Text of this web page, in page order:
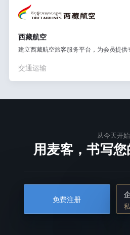
西藏航空
建立西藏航空旅客服务平台，为会员提供
交通运输
从今天开始
用麦客，书写
免费注册